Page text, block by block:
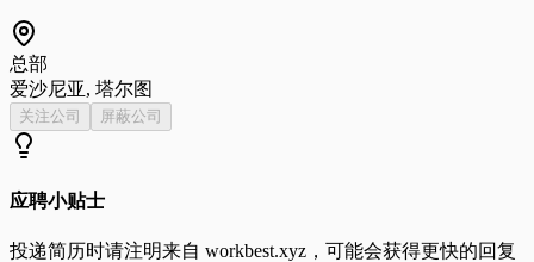
总部
爱沙尼亚, 塔尔图
关注公司 屏蔽公司
应聘小贴士
投递简历时请注明来自 workbest.xyz ，可能会获得更快的回复